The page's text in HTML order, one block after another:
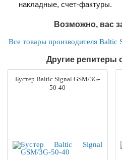
накладные, счет-фактуры.
Возможно, вас
Все товары производителя Baltic
Другие репитеры
Бустер Baltic Signal GSM/3G-
50-40